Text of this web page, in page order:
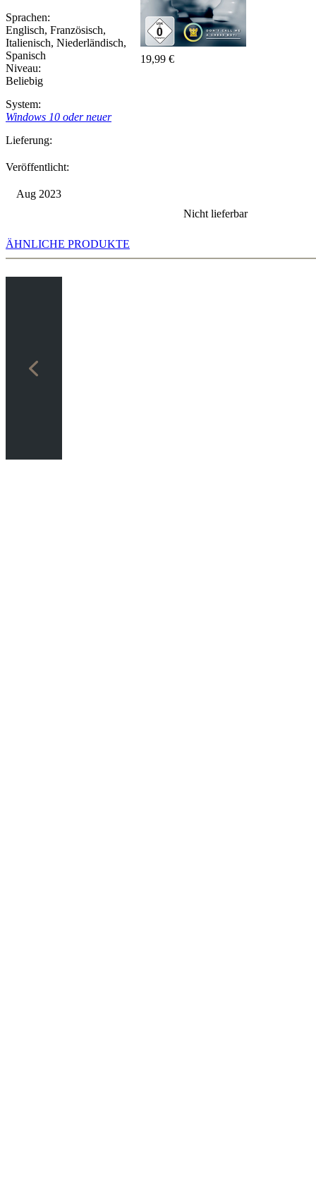
19,99 €
Sprachen:
Englisch, Französisch,
Italienisch, Niederländisch,
Spanisch
Niveau:
Beliebig
System:
Windows 10 oder neuer
Lieferung:
Veröffentlicht:
Aug 2023
Nicht lieferbar
ÄHNLICHE PRODUKTE